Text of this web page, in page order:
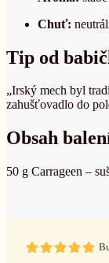
Chuť:
Tip od
„Irský mech byl
zahušťovadlo do
Obsah
50 g Carrageen –